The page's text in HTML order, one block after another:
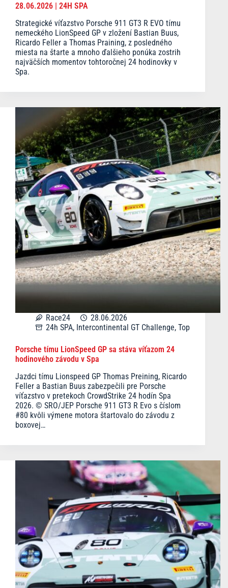
28.06.2026 | 24H SPA
Strategické víťazstvo Porsche 911 GT3 R EVO tímu
nemeckého LionSpeed GP v zložení Bastian Buus,
Ricardo Feller a Thomas Praining, z posledného
miesta na štarte a mnoho ďalšieho ponúka zostrih
najväčších momentov tohtoročnej 24 hodinovky v
Spa.
Race24
28.06.2026
24h SPA, Intercontinental GT Challenge, Top
Porsche tímu LionSpeed GP sa stáva víťazom 24
hodinového závodu v Spa
Jazdci tímu Lionspeed GP Thomas Preining, Ricardo
Feller a Bastian Buus zabezpečili pre Porsche
víťazstvo v pretekoch CrowdStrike 24 hodín Spa
2026. © SRO/JEP Porsche 911 GT3 R Evo s číslom
#80 kvôli výmene motora štartovalo do závodu z
boxovej…